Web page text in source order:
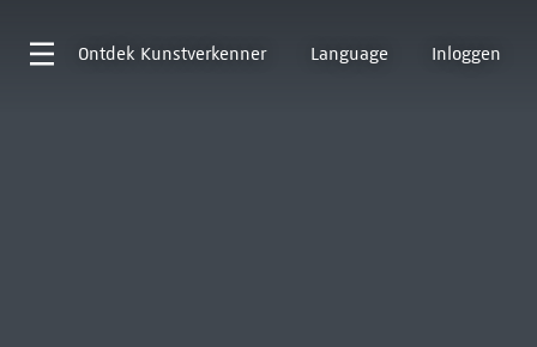
Ontdek Kunstverkenner Language Inloggen